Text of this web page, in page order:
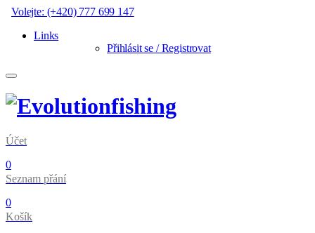
Volejte: (+420) 777 699 147
Links
Přihlásit se / Registrovat
Účet
0
Seznam přání
0
Košík